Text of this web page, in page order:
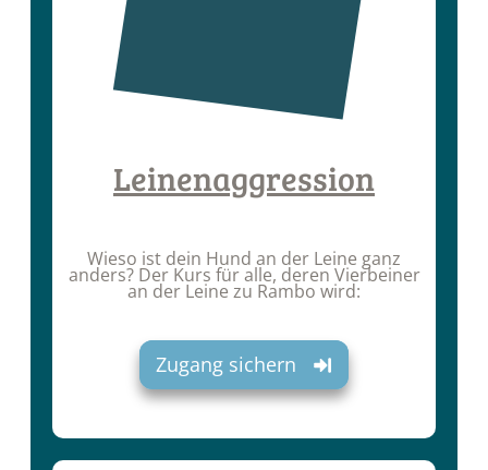
Leinenaggression
Wieso ist dein Hund an der Leine ganz
anders? Der Kurs für alle, deren Vierbeiner
an der Leine zu Rambo wird:
Zugang sichern